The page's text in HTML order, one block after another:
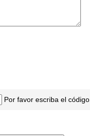
Por favor escriba el código.